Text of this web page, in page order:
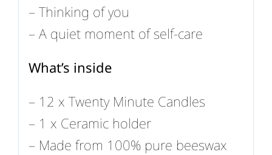
– Thinking of you
– A quiet moment of self-care
What’s inside
– 12 x Twenty Minute Candles
– 1 x Ceramic holder
– Made from 100% pure beeswax